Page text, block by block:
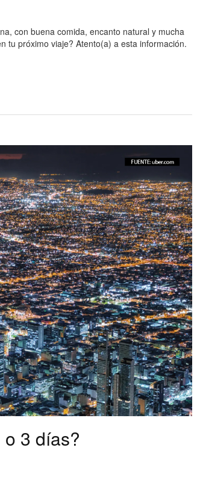
con buena comida, encanto natural y mucha
tu próximo viaje? Atento(a) a esta información.
3 días?